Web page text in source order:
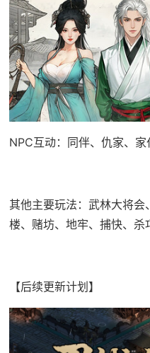
NPC互动：同伴、仇家、
其他主要玩法：武林大将
楼、赌坊、地牢、捕快、杀
【后续更新计划】